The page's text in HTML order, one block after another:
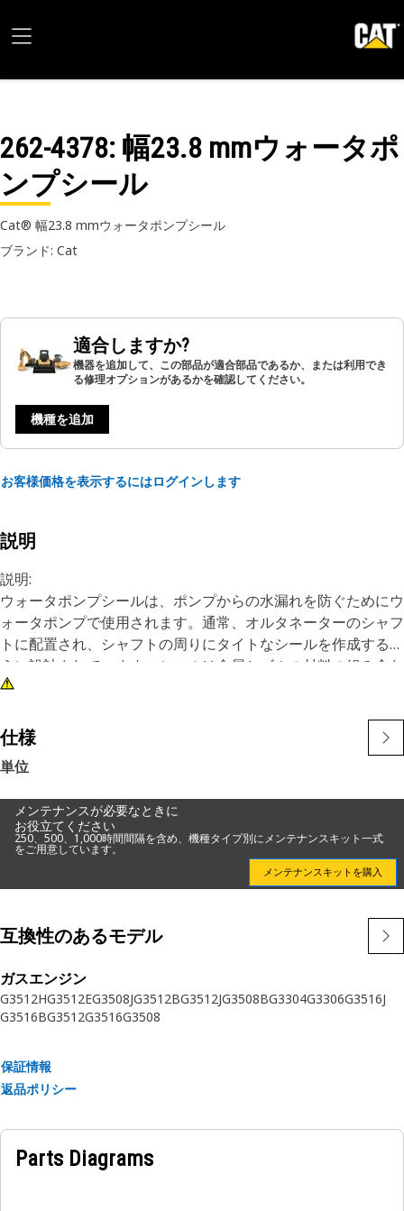
262-4378: 幅23.8 mmウォータポ
ンプシール
Cat® 幅23.8 mmウォータポンプシール
ブランド: Cat
適合しますか?
機器を追加して、この部品が適合部品であるか、または利用でき
る修理オプションがあるかを確認してください。
機種を追加
お客様価格を表示するにはログインします
説明
説明:
ウォータポンプシールは、ポンプからの水漏れを防ぐためにウ
ォータポンプで使用されます。通常、オルタネーターのシャフ
トに配置され、シャフトの周りにタイトなシールを作成するよ
うに設計されています。シールは金属とゴムの材料の組み合わ
せでできているため、ウォータポンプの高温高圧に耐えること
特長:
• 腐食やその他の化学反応に対する耐性を提供する平織り亜鉛
メッキ金属を使用して製造されています
• これらは正確な仕様に従って製造されており、耐久性、信頼
性、生産性を考慮して構築されています。
度を維持するために不可欠なコンポーネントであり、エンジン
の適切な機能と寿命にとって重要です。
仕様
単位
メンテナンスが必要なときに
お役立てください
250、500、1,000時間間隔を含め、機種タイプ別にメンテナンスキット一式
をご用意しています。
メンテナンスキットを購入
互換性のあるモデル
ガスエンジン
G3512HG3512EG3508JG3512BG3512JG3508BG3304G3306G3516J
G3516BG3512G3516G3508
保証情報
返品ポリシー
Parts Diagrams